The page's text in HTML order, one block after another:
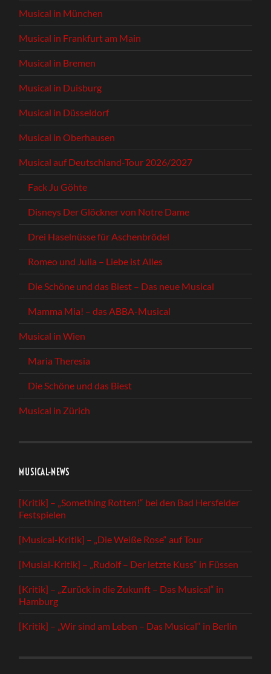
Musical in München
Musical in Frankfurt am Main
Musical in Bremen
Musical in Duisburg
Musical in Düsseldorf
Musical in Oberhausen
Musical auf Deutschland-Tour 2026/2027
Fack Ju Göhte
Disneys Der Glöckner von Notre Dame
Drei Haselnüsse für Aschenbrödel
Romeo und Julia – Liebe ist Alles
Die Schöne und das Biest – Das neue Musical
Mamma Mia! – das ABBA-Musical
Musical in Wien
Maria Theresia
Die Schöne und das Biest
Musical in Zürich
MUSICAL-NEWS
[Kritik] – „Something Rotten!“ bei den Bad Hersfelder
Festspielen
[Musical-Kritik] – „Die Weiße Rose“ auf Tour
[Musial-Kritik] – „Rudolf – Der letzte Kuss“ in Füssen
[Kritik] – „Zurück in die Zukunft – Das Musical“ in
Hamburg
[Kritik] – „Wir sind am Leben – Das Musical“ in Berlin